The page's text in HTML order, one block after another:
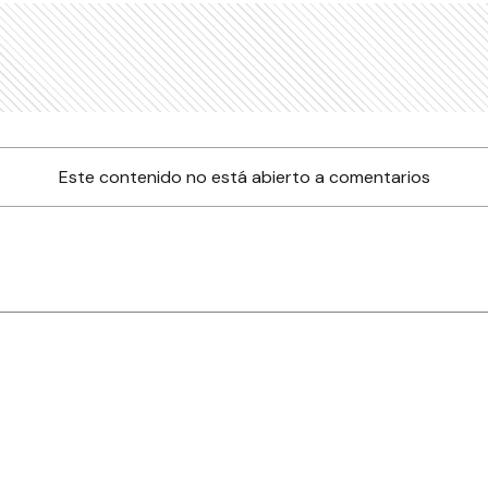
Este contenido no está abierto a comentarios